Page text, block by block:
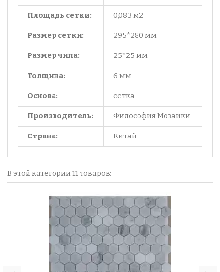
Площадь сетки: 0,083 м2
Размер сетки: 295*280 мм
Размер чипа: 25*25 мм
Толщина: 6 мм
Основа: сетка
Производитель: Философия Мозаики
Страна: Китай
В этой категории 11 товаров: